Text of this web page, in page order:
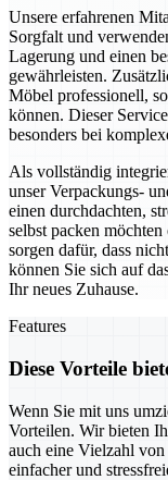
Unsere erfahrenen
Sorgfalt und
Lagerung und einen
gewährleisten.
Möbel professionell,
können. Dieser
besonders bei
Als vollständig
unser Verpackungs-
einen durchdachten,
selbst packen
sorgen dafür, dass
können Sie sich auf
Ihr neues Zuhause.
Features
Diese Vorteile
Wenn Sie mit uns
Vorteilen. Wir bieten
auch eine Vielzahl
einfacher und